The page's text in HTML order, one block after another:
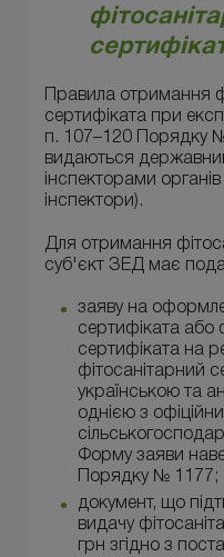
Правила отримання
сертифіката при
п. 107–120 Порядку №
видаються
інспекторами
інспектори).
Для отримання
суб'єкт ЗЕД має
заяву на
сертифіката або
сертифіката на
фітосанітарний
українською та
однією з
Форму заяви
Порядку № 1177;
документ, що
видачу
грн згідно з